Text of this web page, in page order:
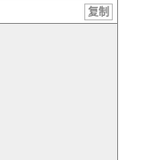
复制